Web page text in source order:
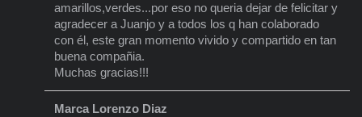
amarillos,verdes...por eso no queria dejar de felicitar y
agradecer a Juanjo y a todos los q han colaborado
con él, este gran momento vivido y compartido en tan
buena compañia.
Muchas gracias!!!
Marca Lorenzo Diaz